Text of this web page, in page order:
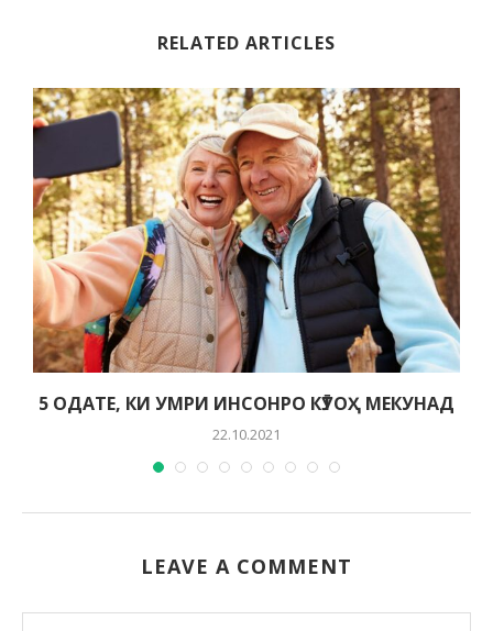
RELATED ARTICLES
5 ОДАТЕ, КИ УМРИ ИНСОНРО КӮТОҲ МЕКУНАД
22.10.2021
LEAVE A COMMENT